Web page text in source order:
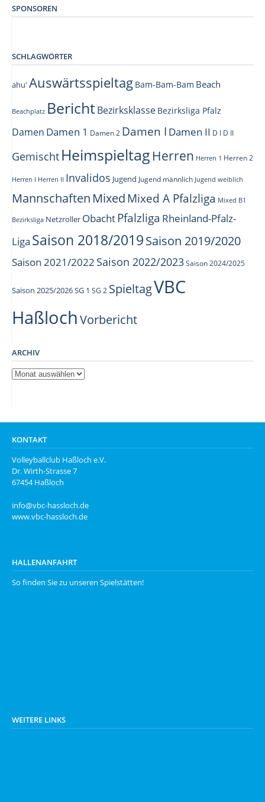
SPONSOREN
SCHLAGWÖRTER
ahu' Auswärtsspieltag Bam-Bam-Bam Beach
Beachplatz BerichtBezirksklasse Bezirksliga Pfalz
Damen Damen 1 Damen 2 Damen I Damen II D I D II
Gemischt Heimspieltag Herren Herren 1 Herren 2
Herren I Herren II Invalidos Jugend Jugend männlich Jugend weiblich
Mannschaften MixedMixed A Pfalzliga Mixed B1
Bezirksliga Netzroller ObachtPfalzliga Rheinland-Pfalz-
Liga Saison 2018/2019Saison 2019/2020
Saison 2021/2022 Saison 2022/2023 Saison 2024/2025
Saison 2025/2026SG 1 SG 2 SpieltagVBC
HaßlochVorbericht
ARCHIV
Archiv
KONTAKT
Volleyballclub Haßloch e.V.
Dr. Wirth-Strasse 7
67454 Haßloch
info@vbc-hassloch.de
www.vbc-hassloch.de
HALLENANFAHRT
So finden Sie zu unseren Spielstätten!
WEITERE LINKS